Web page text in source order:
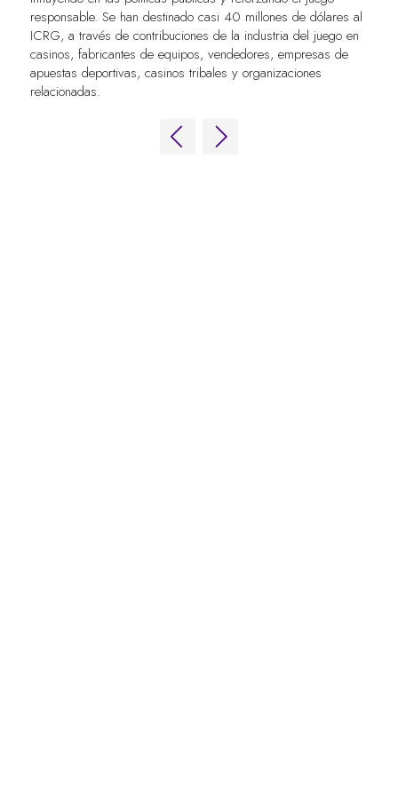
responsable. Se han destinado casi 40 millones de dólares al
ICRG, a través de contribuciones de la industria del juego en
casinos, fabricantes de equipos, vendedores, empresas de
apuestas deportivas, casinos tribales y organizaciones
relacionadas.